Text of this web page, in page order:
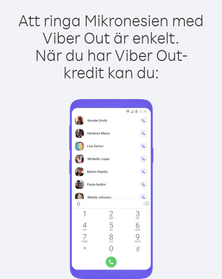
Att ringa Mikronesien med
Viber Out är enkelt.
När du har Viber Out-
kredit kan du: